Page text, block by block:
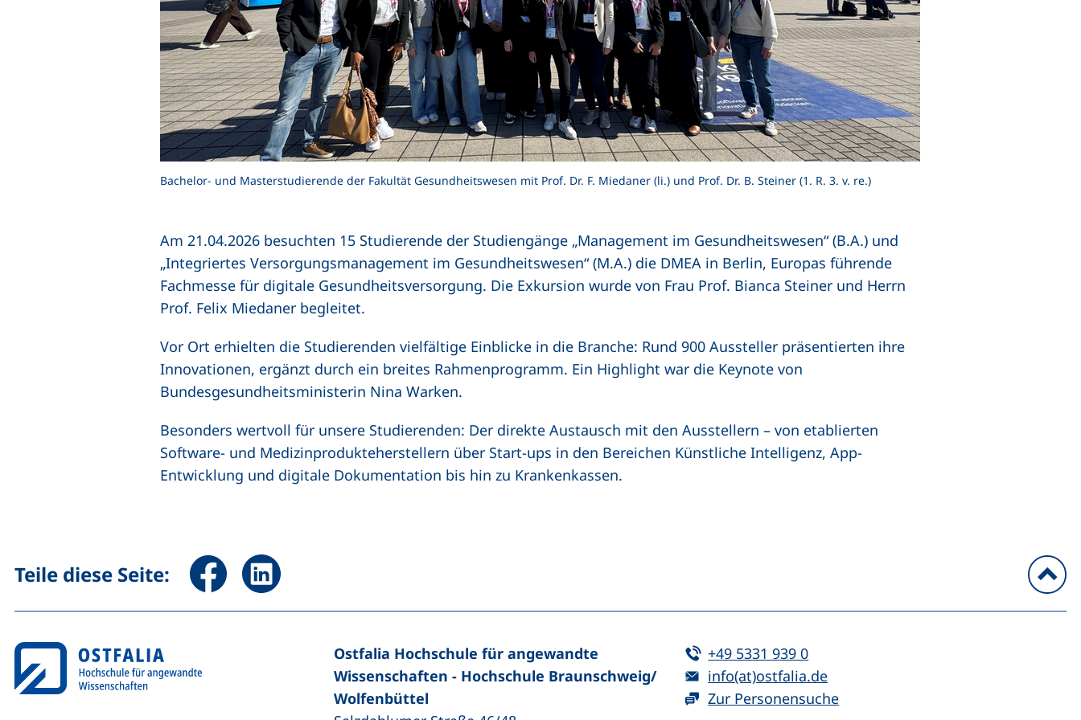
Bachelor- und Masterstudierende der Fakultät Gesundheitswesen mit Prof. Dr. F. Miedaner (li.) und Prof. Dr. B. Steiner (1. R. 3. v. re.)
Am 21.04.2026 besuchten 15 Studierende der Studiengänge „Management im Gesundheitswesen“ (B.A.) und
„Integriertes Versorgungsmanagement im Gesundheitswesen“ (M.A.) die DMEA in Berlin, Europas führende
Fachmesse für digitale Gesundheitsversorgung. Die Exkursion wurde von Frau Prof. Bianca Steiner und Herrn
Prof. Felix Miedaner begleitet.
Vor Ort erhielten die Studierenden vielfältige Einblicke in die Branche: Rund 900 Aussteller präsentierten ihre
Innovationen, ergänzt durch ein breites Rahmenprogramm. Ein Highlight war die Keynote von
Bundesgesundheitsministerin Nina Warken.
Besonders wertvoll für unsere Studierenden: Der direkte Austausch mit den Ausstellern – von etablierten
Software- und Medizinprodukteherstellern über Start-ups in den Bereichen Künstliche Intelligenz, App-
Entwicklung und digitale Dokumentation bis hin zu Krankenkassen.
Teile diese Seite: Seite über Facebook teilen (externer Link, öffnet neues Fenster)
Seite über LinkedIn teilen (externer Link, öffnet neues Fenster)
Ostfalia Hochschule für angewandte
Wissenschaften - Hochschule Braunschweig/​
Wolfenbüttel
Tel:
+49 5331 939 0(startet einen Telefonanruf, wenn Ihr
E-Mail:
info(at)ostfalia.de(öffnet Ihr E-Mail-Programm)
Zur Personensuche